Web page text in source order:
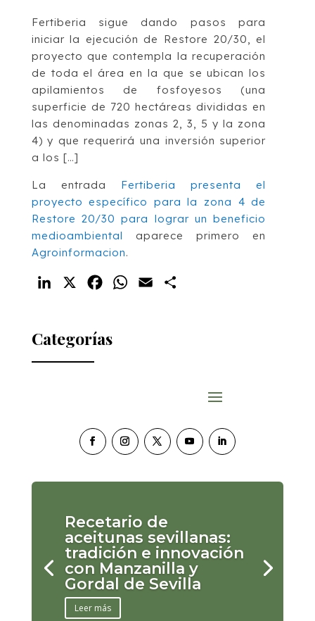
Fertiberia sigue dando pasos para
iniciar la ejecución de Restore 20/30, el
proyecto que contempla la recuperación
de toda el área en la que se ubican los
apilamientos de fosfoyesos (una
superficie de 720 hectáreas divididas en
las denominadas zonas 2, 3, 5 y la zona
4) y que requerirá una inversión superior
a los […]
La entrada Fertiberia presenta el
proyecto específico para la zona 4 de
Restore 20/30 para lograr un beneficio
medioambiental aparece primero en
Agroinformacion.
LinkedIn FacebookWhatsApp
Email
Categorías
Recetario de
aceitunas sevillanas:
tradición e innovación
con Manzanilla y
Gordal de Sevilla
Leer más